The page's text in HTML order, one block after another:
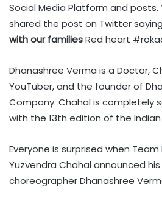
Social Media Platform and posts.
shared the post on Twitter saying
with our familiesRed heart
Dhanashree Verma is a Doctor,
YouTuber, and the founder of
Company. Chahal is completely
with the 13th edition of the Indian
Everyone is surprised when
Yuzvendra Chahal announced
choreographer Dhanashree